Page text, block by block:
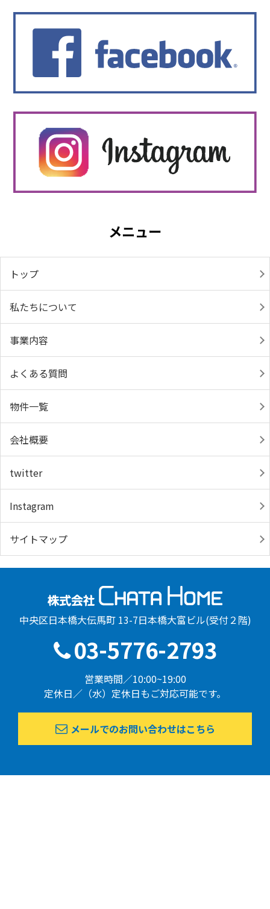
メニュー
トップ
私たちについて
事業内容
よくある質問
物件一覧
会社概要
twitter
Instagram
サイトマップ
中央区日本橋大伝馬町 13-7日本橋大富ビル(受付２階)
03-5776-2793
営業時間／10:00~19:00
定休日／（水）定休日もご対応可能です。
メールでのお問い合わせはこちら